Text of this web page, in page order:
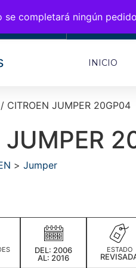
completará ningún
0,00€
INICIO
/ CITROEN JUMPER 20GP04
JUMPER
>Jumper
DEL: 2006
AL: 2016
ESTADO